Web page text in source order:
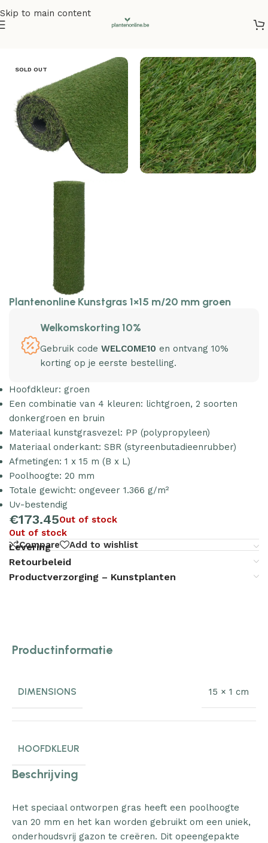
Skip to main content
SOLD OUT
Plantenonline Kunstgras 1×15 m/20 mm groen
Welkomskorting 10%
Gebruik code WELCOME10 en ontvang 10%
korting op je eerste bestelling.
Hoofdkleur: groen
Een combinatie van 4 kleuren: lichtgroen, 2 soorten
donkergroen en bruin
Materiaal kunstgrasvezel: PP (polypropyleen)
Materiaal onderkant: SBR (styreenbutadieenrubber)
Afmetingen: 1 x 15 m (B x L)
Poolhoogte: 20 mm
Totale gewicht: ongeveer 1.366 g/m²
Uv-bestendig
€173.45Out of stock
Out of stock
Compare
Add to wishlist
Levering
Retourbeleid
Productverzorging – Kunstplanten
Productinformatie
DIMENSIONS 15 × 1 cm
HOOFDKLEUR
Beschrijving
Het speciaal ontworpen gras heeft een poolhoogte
van 20 mm en het kan worden gebruikt om een uniek,
onderhoudsvrij gazon te creëren. Dit opeengepakte